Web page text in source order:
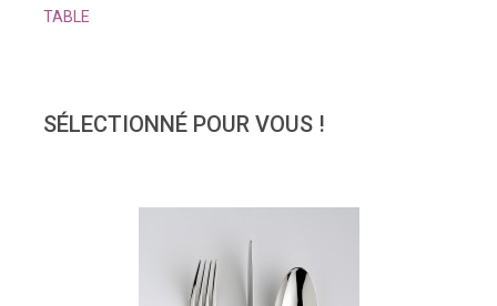
TABLE
SÉLECTIONNÉ POUR VOUS !